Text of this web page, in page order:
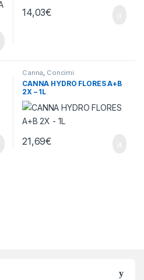
14,03€
Canna Concimi
CANNA HYDRO FLORES A+B
2X – 1L
21,69€